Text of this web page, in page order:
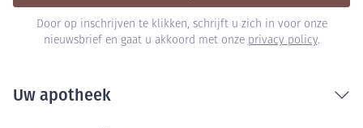
Door op inschrijven te klikken, schrijft u zich in voor onze
nieuwsbrief en gaat u akkoord met onze privacy policy.
Uw apotheek